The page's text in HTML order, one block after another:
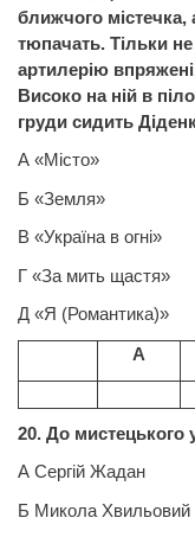
ближчого містечка,
тюпачать. Тільки
артилерію
Високо на ній в
груди сидить
А «Місто»
Б «Земля»
В «Україна в огні»
Г «За мить щастя»
Д «Я (Романтика)»
А
20. До мистецького
А Сергій Жадан
Б Микола Хвильовий